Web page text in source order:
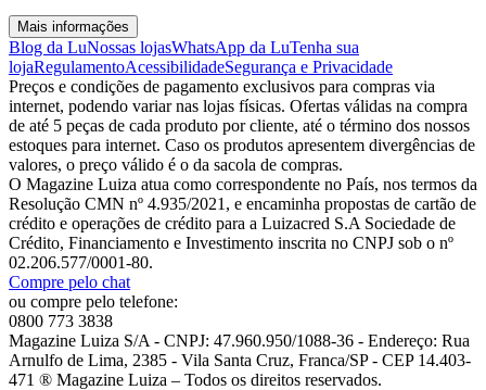
Mais informações
Blog da LuNossas lojasWhatsApp da LuTenha sua
lojaRegulamentoAcessibilidadeSegurança e Privacidade
Preços e condições de pagamento exclusivos para compras via
internet, podendo variar nas lojas físicas. Ofertas válidas na compra
de até 5 peças de cada produto por cliente, até o término dos nossos
estoques para internet. Caso os produtos apresentem divergências de
valores, o preço válido é o da sacola de compras.
O Magazine Luiza atua como correspondente no País, nos termos da
Resolução CMN nº 4.935/2021, e encaminha propostas de cartão de
crédito e operações de crédito para a Luizacred S.A Sociedade de
Crédito, Financiamento e Investimento inscrita no CNPJ sob o nº
02.206.577/0001-80.
Compre pelo chat
ou compre pelo telefone:
0800 773 3838
Magazine Luiza S/A - CNPJ: 47.960.950/1088-36 - Endereço: Rua
Arnulfo de Lima, 2385 - Vila Santa Cruz, Franca/SP - CEP 14.403-
471 ® Magazine Luiza – Todos os direitos reservados.